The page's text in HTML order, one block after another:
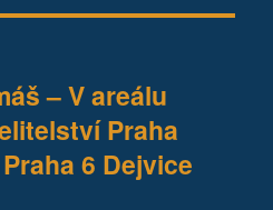
– V areálu
Praha
6 Dejvice